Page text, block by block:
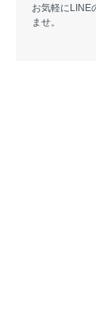
お気軽にLINE
ませ。